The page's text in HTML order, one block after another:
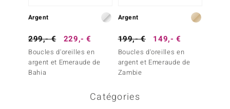
Argent
299,- € 229,- €
Boucles d'oreilles en
argent et Emeraude de
Bahia
Argent
199,- € 149,- €
Boucles d'oreilles en
argent et Emeraude de
Zambie
Catégories